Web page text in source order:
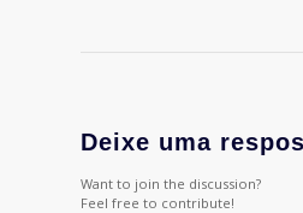
Deixe uma
Want to join the discussion?
Feel free to contribute!